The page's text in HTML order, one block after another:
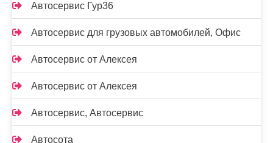
Автосервис Гур36
Автосервис для грузовых автомобилей, Офис
Автосервис от Алексея
Автосервис от Алексея
Автосервис, Автосервис
Автосота